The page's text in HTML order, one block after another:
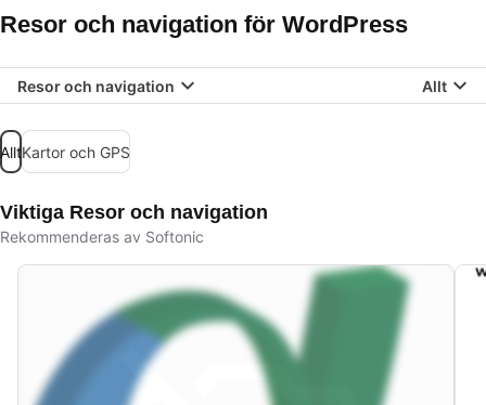
Resor och navigation för WordPress
Resor och navigation Allt
AlltKartor och GPS
Viktiga Resor och navigation
Rekommenderas av Softonic